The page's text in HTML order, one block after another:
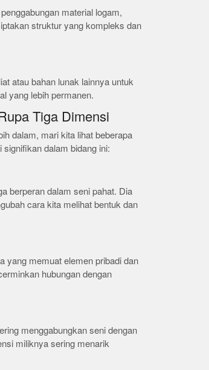
material logam,
struktur yang kompleks dan
atau bahan lunak lainnya untuk
yang lebih permanen.
Tiga Dimensi
dalam, mari kita lihat beberapa
dalam bidang ini:
berperan dalam seni pahat. Dia
cara kita melihat bentuk dan
yang memuat elemen pribadi dan
hubungan dengan
menggabungkan seni dengan
miliknya sering menarik